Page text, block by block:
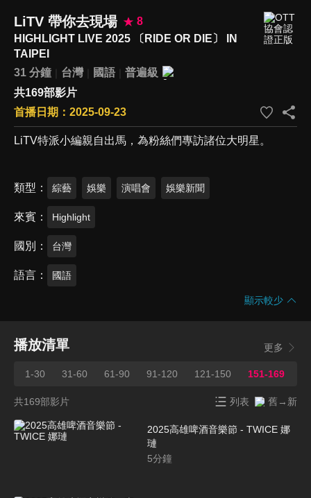
LiTV 帶你去現場
8
HIGHLIGHT LIVE 2025 〔RIDE OR DIE〕 IN
TAIPEI
31 分鐘
台灣 國語
普遍級
共169部影片
首播日期：2025-09-23
LiTV特派小編親自出馬，為粉絲們專訪諸位大明星。
類型 綜藝 娛樂 演唱會 娛樂新聞
來賓 Highlight
國別 台灣
語言 國語
顯示較少
播放清單 更多
1-30 31-60 61-90 91-120 121-150 151-169
共169部影片 列表 舊→新
2025高雄啤酒音樂節 - TWICE 娜
璉
5分鐘